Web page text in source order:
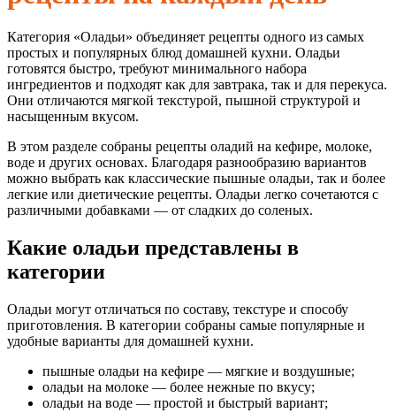
Категория «Оладьи» объединяет рецепты одного из самых
простых и популярных блюд домашней кухни. Оладьи
готовятся быстро, требуют минимального набора
ингредиентов и подходят как для завтрака, так и для перекуса.
Они отличаются мягкой текстурой, пышной структурой и
насыщенным вкусом.
В этом разделе собраны рецепты оладий на кефире, молоке,
воде и других основах. Благодаря разнообразию вариантов
можно выбрать как классические пышные оладьи, так и более
легкие или диетические рецепты. Оладьи легко сочетаются с
различными добавками — от сладких до соленых.
Какие оладьи представлены в
категории
Оладьи могут отличаться по составу, текстуре и способу
приготовления. В категории собраны самые популярные и
удобные варианты для домашней кухни.
пышные оладьи на кефире — мягкие и воздушные;
оладьи на молоке — более нежные по вкусу;
оладьи на воде — простой и быстрый вариант;